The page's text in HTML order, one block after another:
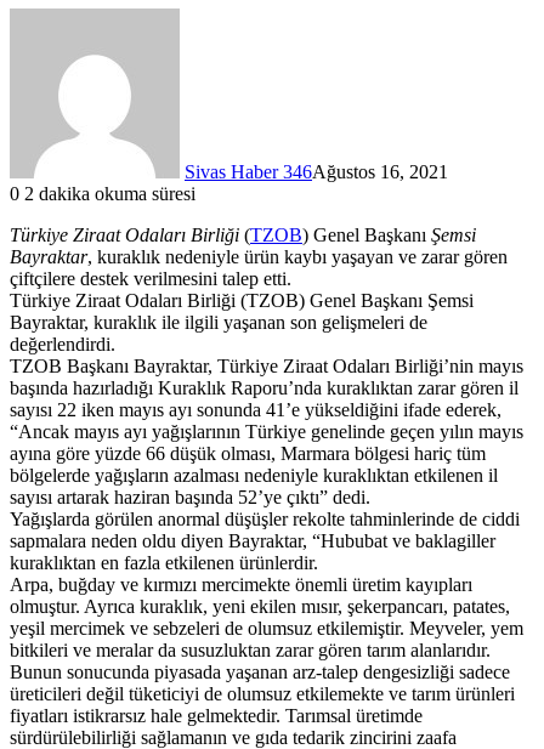
Sivas Haber 346Ağustos 16, 2021
0 2 dakika okuma süresi
Türkiye Ziraat Odaları Birliği (TZOB) Genel Başkanı Şemsi
Bayraktar, kuraklık nedeniyle ürün kaybı yaşayan ve zarar gören
çiftçilere destek verilmesini talep etti.
Türkiye Ziraat Odaları Birliği (TZOB) Genel Başkanı Şemsi
Bayraktar, kuraklık ile ilgili yaşanan son gelişmeleri de
değerlendirdi.
TZOB Başkanı Bayraktar, Türkiye Ziraat Odaları Birliği’nin mayıs
başında hazırladığı Kuraklık Raporu’nda kuraklıktan zarar gören il
sayısı 22 iken mayıs ayı sonunda 41’e yükseldiğini ifade ederek,
“Ancak mayıs ayı yağışlarının Türkiye genelinde geçen yılın mayıs
ayına göre yüzde 66 düşük olması, Marmara bölgesi hariç tüm
bölgelerde yağışların azalması nedeniyle kuraklıktan etkilenen il
sayısı artarak haziran başında 52’ye çıktı” dedi.
Yağışlarda görülen anormal düşüşler rekolte tahminlerinde de ciddi
sapmalara neden oldu diyen Bayraktar, “Hububat ve baklagiller
kuraklıktan en fazla etkilenen ürünlerdir.
Arpa, buğday ve kırmızı mercimekte önemli üretim kayıpları
olmuştur. Ayrıca kuraklık, yeni ekilen mısır, şekerpancarı, patates,
yeşil mercimek ve sebzeleri de olumsuz etkilemiştir. Meyveler, yem
bitkileri ve meralar da susuzluktan zarar gören tarım alanlarıdır.
Bunun sonucunda piyasada yaşanan arz-talep dengesizliği sadece
üreticileri değil tüketiciyi de olumsuz etkilemekte ve tarım ürünleri
fiyatları istikrarsız hale gelmektedir. Tarımsal üretimde
sürdürülebilirliği sağlamanın ve gıda tedarik zincirini zaafa